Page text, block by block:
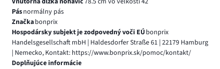
Pásnormálny pás
Značkabonprix
Hospodársky subjekt je zodpovedný voči EÚbonprix
Handelsgesellschaft mbH | Haldesdorfer Straße 61 | 22179 Hamburg
| Nemecko, Kontakt: https://www.bonprix.sk/pomoc/kontakt/
Doplňujúce informácie